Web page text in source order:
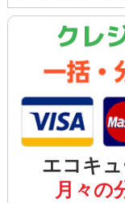
クレ
エコキ
月々の